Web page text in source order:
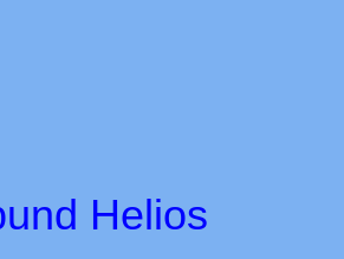
Helios